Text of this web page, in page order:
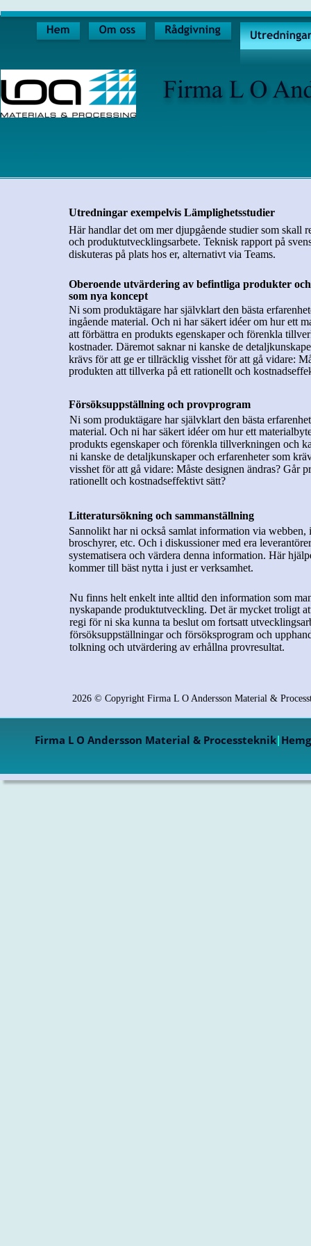
Firma L O Andersson Material & Processteknik|
Här handlar det om mer djupgående studier som skall
och produktutvecklingsarbete. Teknisk rapport på
diskuteras på plats hos er, alternativt via Teams.
Oberoende utvärdering av befintliga produkter
som nya koncept
Ni som produktägare har självklart den bästa
ingående material. Och ni har säkert idéer om hur ett
att förbättra en produkts egenskaper och förenkla
kostnader. Däremot saknar ni kanske de
krävs för att ge er tillräcklig visshet för att gå vidare:
produkten att tillverka på ett rationellt och
Försöksuppställning och provprogram
Nu finns helt enkelt inte alltid den information som
nyskapande produktutveckling. Det är mycket troligt
regi för ni ska kunna ta beslut om fortsatt
försöksuppställningar och försöksprogram och
tolkning och utvärdering av erhållna provresultat.
Sannolikt har ni också samlat information via
broschyrer, etc. Och i diskussioner med era
systematisera och värdera denna information. Här
kommer till bäst nytta i just er verksamhet.
Litteratursökning och sammanställning
Ni som produktägare har självklart den bästa
material. Och ni har säkert idéer om hur ett
produkts egenskaper och förenkla tillverkningen och
ni kanske de detaljkunskaper och erfarenheter som
visshet för att gå vidare: Måste designen ändras? Går
rationellt och kostnadseffektivt sätt?
Utredningar exempelvis Lämplighetsstudier
2026 © Copyright Firma L O Andersson Material &